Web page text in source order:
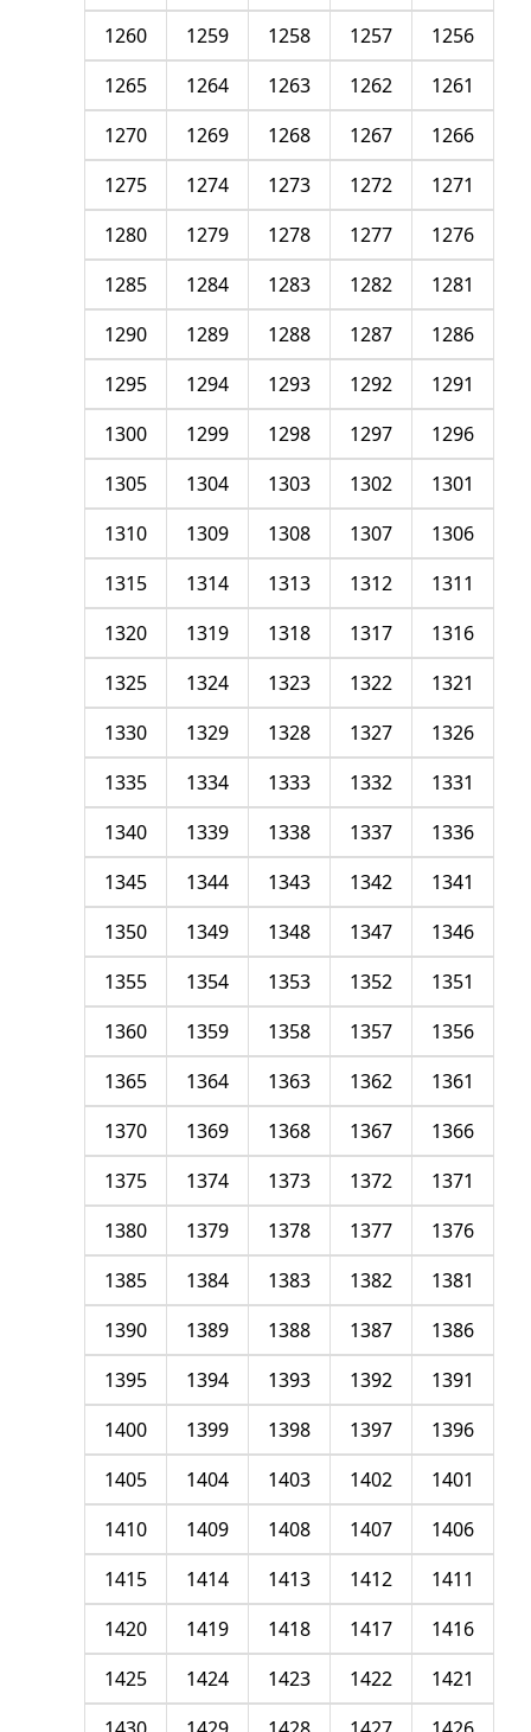
1256
1257
1258
1259
1260
1261
1262
1263
1264
1265
1266
1267
1268
1269
1270
1271
1272
1273
1274
1275
1276
1277
1278
1279
1280
1281
1282
1283
1284
1285
1286
1287
1288
1289
1290
1291
1292
1293
1294
1295
1296
1297
1298
1299
1300
1301
1302
1303
1304
1305
1306
1307
1308
1309
1310
1311
1312
1313
1314
1315
1316
1317
1318
1319
1320
1321
1322
1323
1324
1325
1326
1327
1328
1329
1330
1331
1332
1333
1334
1335
1336
1337
1338
1339
1340
1341
1342
1343
1344
1345
1346
1347
1348
1349
1350
1351
1352
1353
1354
1355
1356
1357
1358
1359
1360
1361
1362
1363
1364
1365
1366
1367
1368
1369
1370
1371
1372
1373
1374
1375
1376
1377
1378
1379
1380
1381
1382
1383
1384
1385
1386
1387
1388
1389
1390
1391
1392
1393
1394
1395
1396
1397
1398
1399
1400
1401
1402
1403
1404
1405
1406
1407
1408
1409
1410
1411
1412
1413
1414
1415
1416
1417
1418
1419
1420
1421
1422
1423
1424
1425